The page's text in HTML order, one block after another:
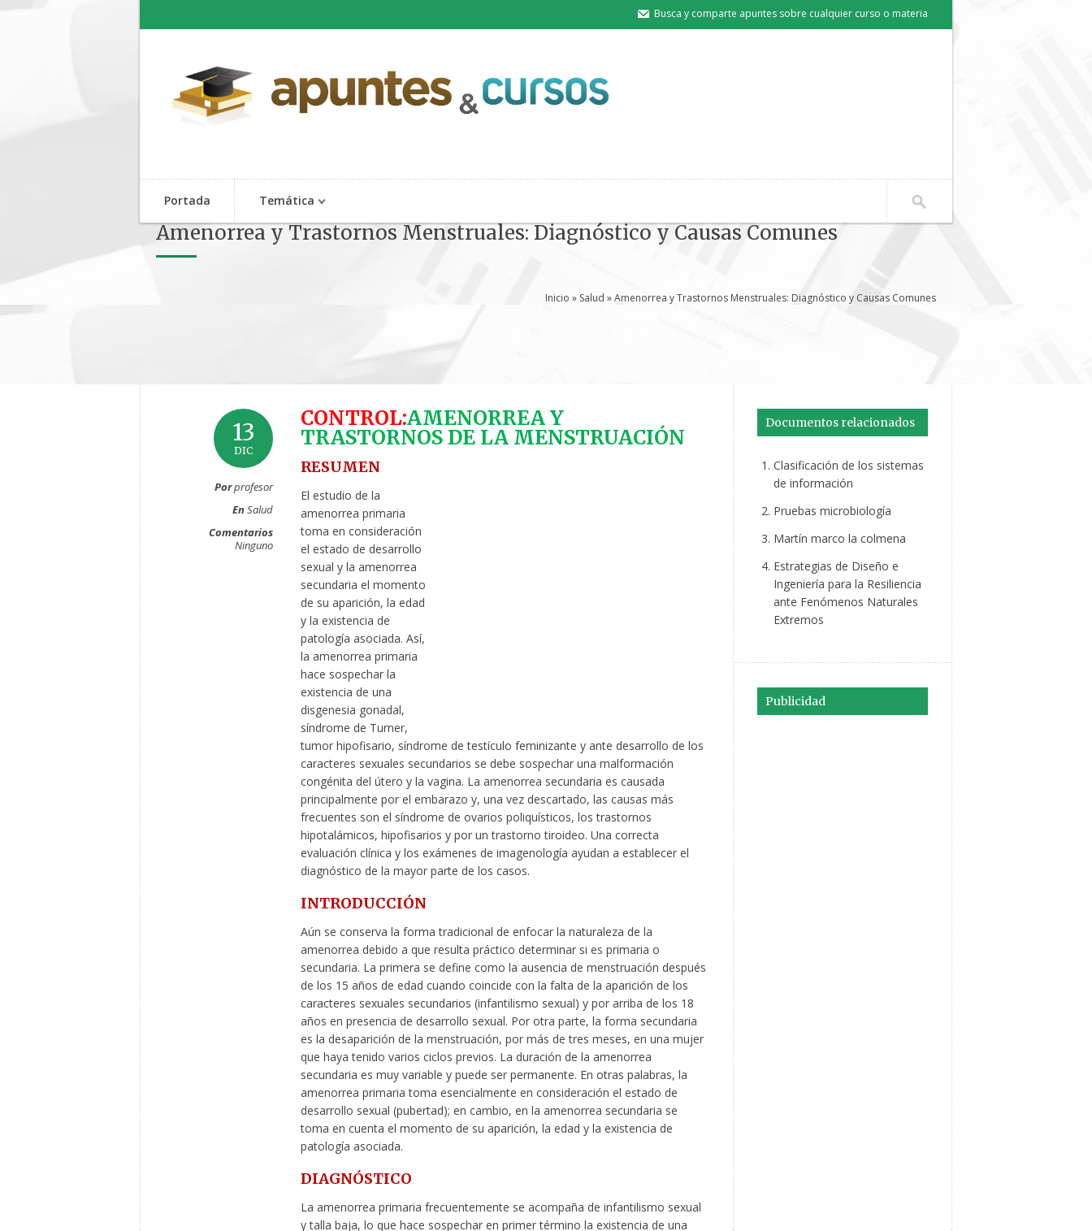
Busca y comparte apuntes sobre cualquier curso o materia
Portada Temática
Amenorrea y Trastornos Menstruales: Diagnóstico y Causas Comunes
Inicio » Salud » Amenorrea y Trastornos Menstruales: Diagnóstico y Causas Comunes
13
DIC
Porprofesor
EnSalud
Comentarios
Ninguno
CONTROL:AMENORREA Y
TRASTORNOS DE LA MENSTRUACIÓN
RESUMEN
El estudio de la
amenorrea primaria
toma en consideración
el estado de desarrollo
sexual y la amenorrea
secundaria el momento
de su aparición, la edad
y la existencia de
patología asociada. Así,
la amenorrea primaria
hace sospechar la
existencia de una
disgenesia gonadal,
síndrome de Turner,
tumor hipofisario, síndrome de testículo feminizante y ante desarrollo de los
caracteres sexuales secundarios se debe sospechar una malformación
congénita del útero y la vagina. La amenorrea secundaria es causada
principalmente por el embarazo y, una vez descartado, las causas más
frecuentes son el síndrome de ovarios poliquísticos, los trastornos
hipotalámicos, hipofisarios y por un trastorno tiroideo. Una correcta
evaluación clínica y los exámenes de imagenología ayudan a establecer el
diagnóstico de la mayor parte de los casos.
INTRODUCCIÓN
Aún se conserva la forma tradicional de enfocar la naturaleza de la
amenorrea debido a que resulta práctico determinar si es primaria o
secundaria. La primera se define como la ausencia de menstruación después
de los 15 años de edad cuando coincide con la falta de la aparición de los
caracteres sexuales secundarios (infantilismo sexual) y por arriba de los 18
años en presencia de desarrollo sexual. Por otra parte, la forma secundaria
es la desaparición de la menstruación, por más de tres meses, en una mujer
que haya tenido varios ciclos previos. La duración de la amenorrea
secundaria es muy variable y puede ser permanente. En otras palabras, la
amenorrea primaria toma esencialmente en consideración el estado de
desarrollo sexual (pubertad); en cambio, en la amenorrea secundaria se
toma en cuenta el momento de su aparición, la edad y la existencia de
patología asociada.
DIAGNÓSTICO
La amenorrea primaria frecuentemente se acompaña de infantilismo sexual
y talla baja, lo que hace sospechar en primer término la existencia de una
Documentos relacionados
Clasificación de los sistemas
de información
Pruebas microbiología
Martín marco la colmena
Estrategias de Diseño e
Ingeniería para la Resiliencia
ante Fenómenos Naturales
Extremos
Publicidad